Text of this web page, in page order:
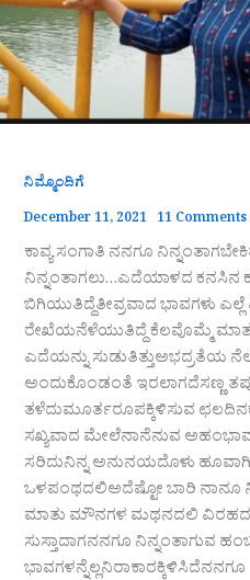
ನಿಮ್ಮೊಂದಿಗೆ
December 11, 2021 11 Comments
ಕಾವ್ಯ ಸಂಗಾತಿ ನನಗೂ
ನಿನ್ನಂತಾಗಲು…ಎದೆಯಾಳದ ಕನಸಿನ
ಬಿಗಿಯುತಿದ್ದೆತೀವ್ರವಾದ ಭಾವಗಳು
ರೇಖೆಯನೆಳೆಯುತಿದ್ದೆ ಕೆಲವೊಮ್ಮೆ
ಎದೆಯನ್ನು ಸುಡುತಿತ್ತುಅಭದ್ರತೆಯ
ಅಂದುಕೊಂಡಂತೆ ಇರಲಾಗದೆಸಣ್ಣ
ತಳೆದುಮೂರ್ತರೂಪಕ್ಕಿಳಿಸುವ
ಸಖ್ಯವಾದ ಮೇಲೆನಾನೆನುವ
ಸರಿದುನಿನ್ನ ಅನುನಯದೊಳು
ಒಳಪಂಥದಲಿಅದೆಷ್ಟೋ ಬಾರಿ ನಾನೂ
ಮಾತು ಮೌನಗಳ ಮಥನದಲಿ ವಿರಹದ
ಸುಸ್ತಾದಾಗನನಗೂ ನಿನ್ನಂತಾಗುವ
ಭಾವಗಳನ್ನೆಲ್ಲನಿರಾಕಾರಕ್ಕಿಳಿಸಿದೆನನಗೂ